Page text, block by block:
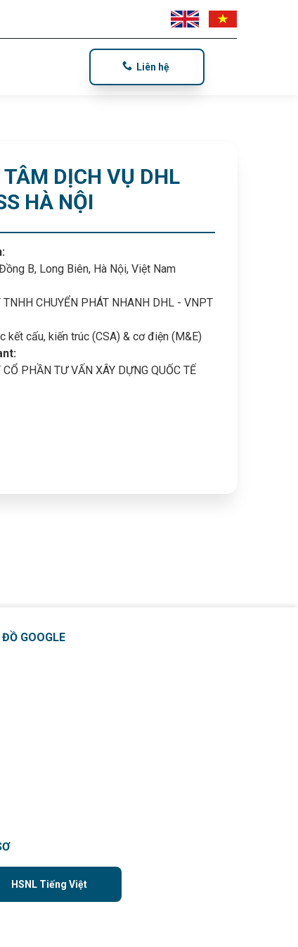
Liên hệ
TÂM DỊCH VỤ DHL
HÀ NỘI
B, Long Biên, Hà Nội, Việt Nam
TNHH CHUYỂN PHÁT NHANH DHL - VNPT
kết cấu, kiến trúc (CSA) & cơ điện (M&E)
CỔ PHẦN TƯ VẤN XÂY DỰNG QUỐC TẾ
GOOGLE
HSNL Tiếng Việt